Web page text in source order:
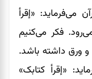
«إقرأ
فکر می‌کنیم
ورق داشته باشد.
«إقرأ کتابک»